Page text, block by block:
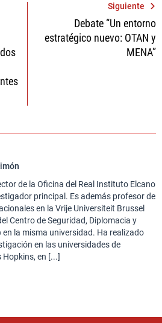
Siguiente
Debate “Un entorno
estratégico nuevo: OTAN y
MENA”
de la Oficina del Real Instituto Elcano
principal. Es además profesor de
en la Vrije Universiteit Brussel
Centro de Seguridad, Diplomacia y
en la misma universidad. Ha realizado
en las universidades de
en [...]